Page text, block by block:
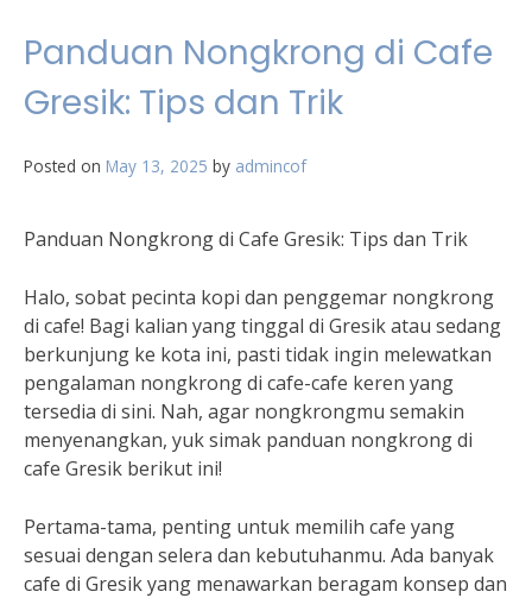
Panduan Nongkrong di Cafe
Gresik: Tips dan Trik
Posted on May 13, 2025 by admincof
Panduan Nongkrong di Cafe Gresik: Tips dan Trik
Halo, sobat pecinta kopi dan penggemar nongkrong
di cafe! Bagi kalian yang tinggal di Gresik atau sedang
berkunjung ke kota ini, pasti tidak ingin melewatkan
pengalaman nongkrong di cafe-cafe keren yang
tersedia di sini. Nah, agar nongkrongmu semakin
menyenangkan, yuk simak panduan nongkrong di
cafe Gresik berikut ini!
Pertama-tama, penting untuk memilih cafe yang
sesuai dengan selera dan kebutuhanmu. Ada banyak
cafe di Gresik yang menawarkan beragam konsep dan